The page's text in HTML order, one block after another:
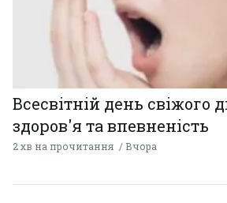
Всесвітній день свіжого
здоров'я та впевненість
2 хв на прочитання Вчора